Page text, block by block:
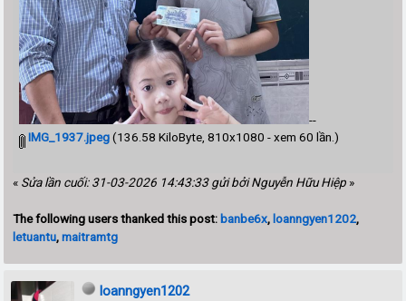
--
IMG_1937.jpeg(136.58 KiloByte, 810x1080 - xem 60 lần.)
« Sửa lần cuối: 31-03-2026 14:43:33 gửi bởi Nguyễn Hữu Hiệp »
The following users thanked this post: banbe6x, loanngyen1202,
letuantu,maitramtg
loanngyen1202